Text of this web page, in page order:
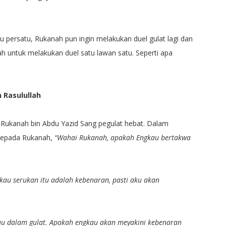
persatu, Rukanah pun ingin melakukan duel gulat lagi dan
untuk melakukan duel satu lawan satu. Seperti apa
Rasulullah
bin Abdu Yazid Sang pegulat hebat. Dalam
Rukanah, “Wahai Rukanah, apakah Engkau bertakwa
serukan itu adalah kebenaran, pasti aku akan
dalam gulat. Apakah engkau akan meyakini kebenaran